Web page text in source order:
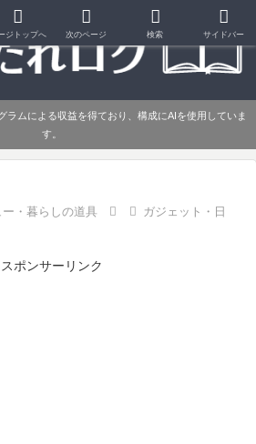
ラムによる収益を得ており、構成にAIを使用していま
す。
ー・暮らしの道具
ガジェット・日
スポンサーリンク
ジトップへ 次のページ 検索 サイドバー